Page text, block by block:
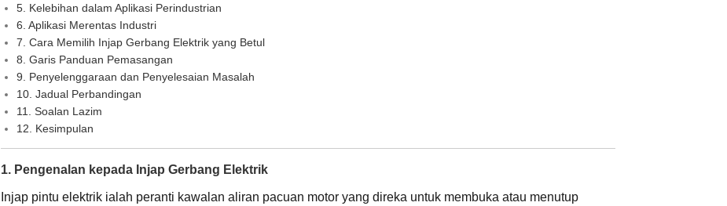
5. Kelebihan dalam Aplikasi Perindustrian
6. Aplikasi Merentas Industri
7. Cara Memilih Injap Gerbang Elektrik yang Betul
8. Garis Panduan Pemasangan
9. Penyelenggaraan dan Penyelesaian Masalah
10. Jadual Perbandingan
11. Soalan Lazim
12. Kesimpulan
1. Pengenalan kepada Injap Gerbang Elektrik
Injap pintu elektrik ialah peranti kawalan aliran pacuan motor yang direka untuk membuka atau menutup